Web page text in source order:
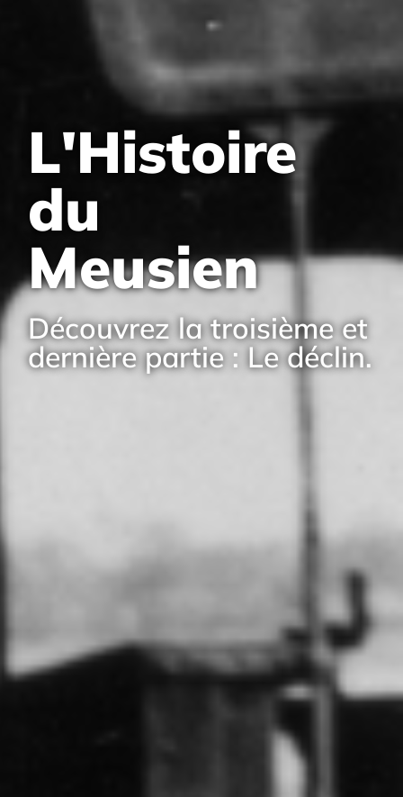
L'Histoire
du
Meusien
Découvrez la troisième et
dernière partie : Le déclin.